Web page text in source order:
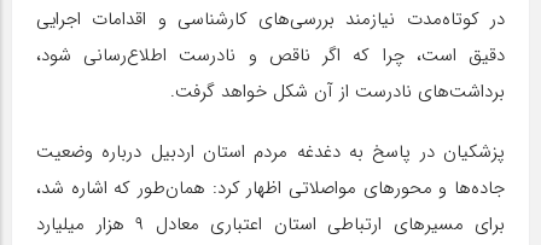
در کوتاه‌مدت نیازمند بررسی‌های کارشناسی و اقدامات اجرایی
دقیق است، چرا که اگر ناقص و نادرست اطلاع‌رسانی شود،
برداشت‌های نادرست از آن شکل خواهد گرفت.
پزشکیان در پاسخ به دغدغه مردم استان اردبیل درباره وضعیت
جاده‌ها و محورهای مواصلاتی اظهار کرد: همان‌طور که اشاره شد،
برای مسیرهای ارتباطی استان اعتباری معادل ۹ هزار میلیارد